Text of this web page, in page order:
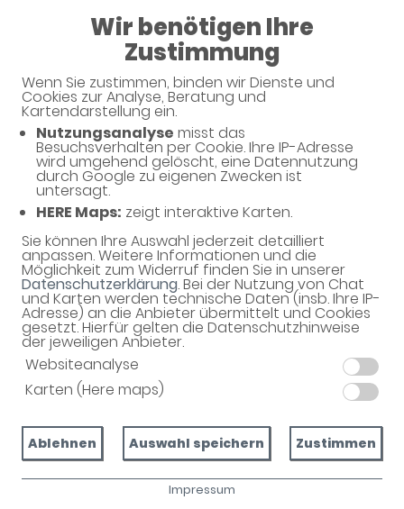
Wir benötigen Ihre
Zustimmung
Wenn Sie zustimmen, binden wir Dienste und
Cookies zur Analyse, Beratung und
Kartendarstellung ein.
Nutzungsanalyse misst das
Besuchsverhalten per Cookie. Ihre IP-Adresse
wird umgehend gelöscht, eine Datennutzung
durch Google zu eigenen Zwecken ist
untersagt.
HERE Maps: zeigt interaktive Karten.
Sie können Ihre Auswahl jederzeit detailliert
anpassen. Weitere Informationen und die
Möglichkeit zum Widerruf finden Sie in unserer
Datenschutzerklärung. Bei der Nutzung von Chat
und Karten werden technische Daten (insb. Ihre IP-
Adresse) an die Anbieter übermittelt und Cookies
gesetzt. Hierfür gelten die Datenschutzhinweise
der jeweiligen Anbieter.
Websiteanalyse
Karten (Here maps)
Ablehnen Auswahl speichern Zustimmen
Impressum
08:00 - 20:00
Apotheke im Marktkauf
Unverbindliche Arzneimittel-
Reservierung
Apotheke im Marktkauf
Äußere Ailinger Str. 20, 88046 Friedrichshafen
Eine Bearbeitung und Abholung der unverbindlichen
Arzneimittel-Reservierung ist nur während der
Öffnungszeiten möglich.